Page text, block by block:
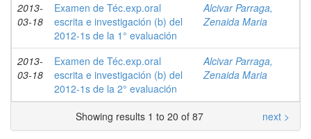
2013-
03-18
Examen de Téc.exp.oral
escrita e investigación (b) del
2012-1s de la 1° evaluación
Alcivar Parraga,
Zenaida Maria
2013-
03-18
Examen de Téc.exp.oral
escrita e investigación (b) del
2012-1s de la 2° evaluación
Alcivar Parraga,
Zenaida Maria
Showing results 1 to 20 of 87 next >